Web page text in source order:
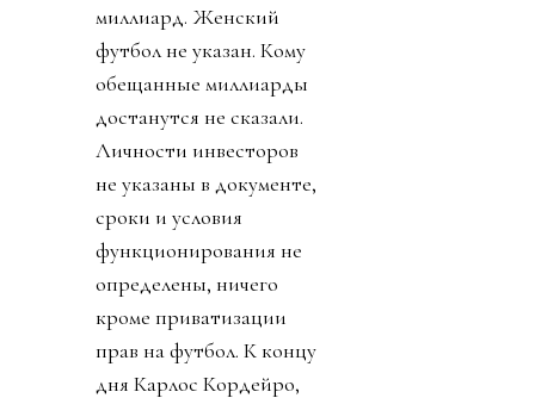
миллиард. Женский
футбол не указан. Кому
обещанные миллиарды
достанутся не сказали.
Личности инвесторов
не указаны в документе,
сроки и условия
функционирования не
определены, ничего
кроме приватизации
прав на футбол. К концу
дня Карлос Кордейро,